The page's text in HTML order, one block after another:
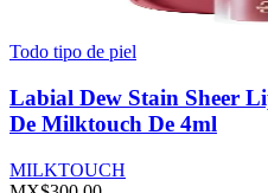
Todo tipo de piel
Labial Dew Stain Sheer
De Milktouch De 4ml
MILKTOUCH